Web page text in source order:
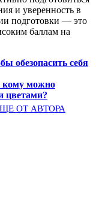
и уверенность в
подготовки — это
баллам на
обезопасить себя
кому можно
цветами?
ОТ АВТОРА